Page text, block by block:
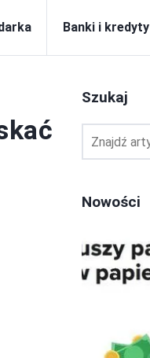
Banki i kredyty
Szukaj
Nowości